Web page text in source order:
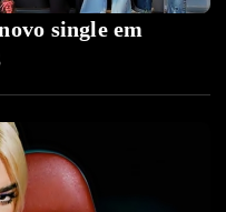
single em